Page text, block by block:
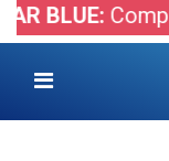
Compra: